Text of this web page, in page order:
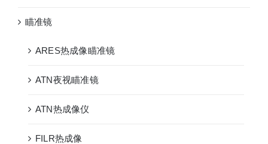
瞄准镜
ARES热成像瞄准镜
ATN夜视瞄准镜
ATN热成像仪
FILR热成像